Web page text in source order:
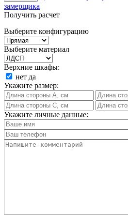
замерщика
Получить расчет
Выберите конфигурацию
Выберите материал
Верхние шкафы:
нет да
Укажите размер:
Укажите личные данные: